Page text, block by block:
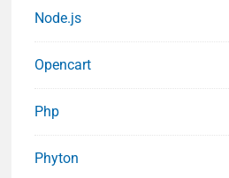
Node.js
Opencart
Php
Phyton